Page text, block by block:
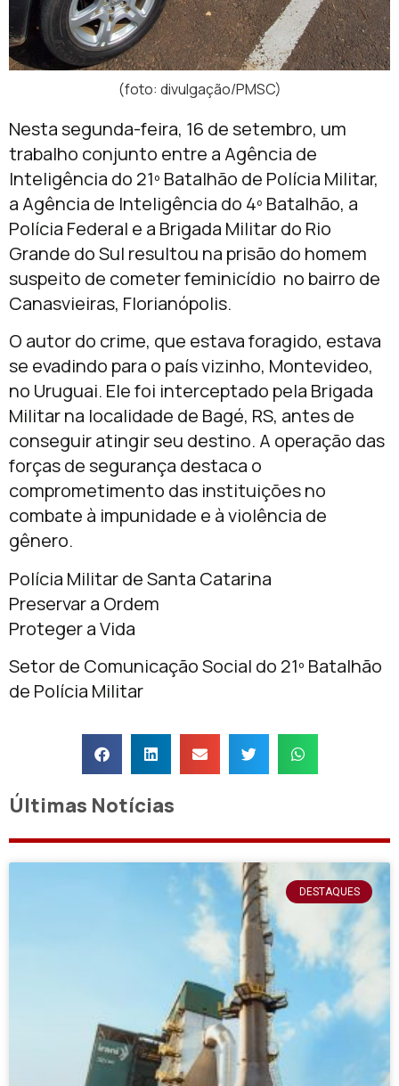
(foto: divulgação/PMSC)
Nesta segunda-feira, 16 de setembro, um
trabalho conjunto entre a Agência de
Inteligência do 21º Batalhão de Polícia Militar,
a Agência de Inteligência do 4º Batalhão, a
Polícia Federal e a Brigada Militar do Rio
Grande do Sul resultou na prisão do homem
suspeito de cometer feminicídio no bairro de
Canasvieiras, Florianópolis.
O autor do crime, que estava foragido, estava
se evadindo para o país vizinho, Montevideo,
no Uruguai. Ele foi interceptado pela Brigada
Militar na localidade de Bagé, RS, antes de
conseguir atingir seu destino. A operação das
forças de segurança destaca o
comprometimento das instituições no
combate à impunidade e à violência de
gênero.
Polícia Militar de Santa Catarina
Preservar a Ordem
Proteger a Vida
Setor de Comunicação Social do 21º Batalhão
de Polícia Militar
Últimas Notícias
DESTAQUES